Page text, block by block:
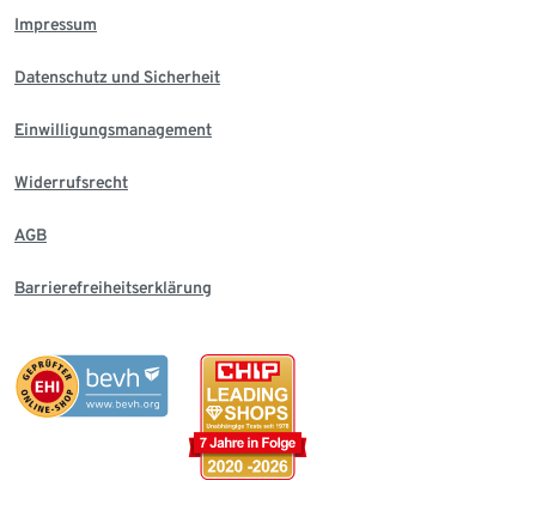
Impressum
Datenschutz und Sicherheit
Einwilligungsmanagement
Widerrufsrecht
AGB
Barrierefreiheitserklärung